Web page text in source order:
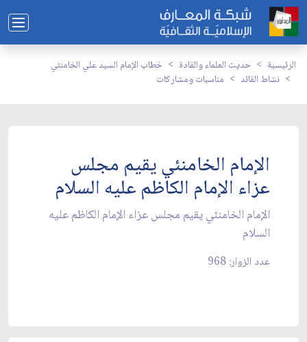
الرئيسية حديث العلماء والقادة
خطاب الإمام السيد علي الخامنئي
نشاط القائد
مناسبات ومشاركات
الإمام الخامنئي يقيم مجلس
عزاء الإمام الكاظم عليه السلام
الإمام الخامنئي يقيم مجلس عزاء الإمام الكاظم عليه
السلام
عدد الزوار: 968